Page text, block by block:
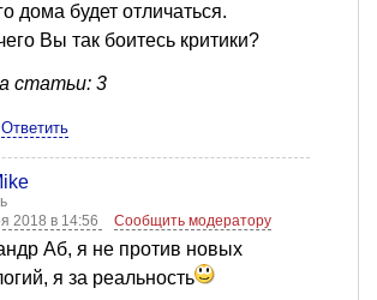
дома будет отличаться.
Вы так боитесь критики?
статьи: 3
Ответить
2018 в 14:56
Сообщить модератору
Аб, я не против новых
я за реальность